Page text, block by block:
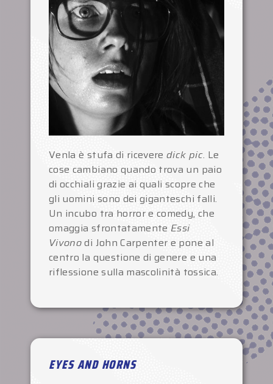
Venla è stufa di riceveredick pic. Le
cose cambiano quando trova un paio
di occhiali grazie ai quali scopre che
gli uomini sono dei giganteschi falli.
Un incubo tra horror e comedy, che
omaggia sfrontatamente Essi
Vivonodi John Carpenter e pone al
centro la questione di genere e una
riflessione sulla mascolinità tossica.
EYES AND HORNS